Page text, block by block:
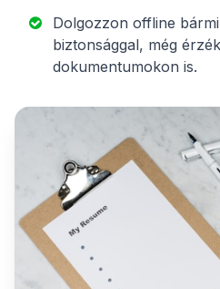
Dolgozzon offline
biztonsággal, még
dokumentumokon is.